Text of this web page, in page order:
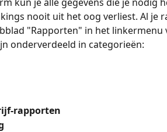
nooit uit het oog verliest. Al je
"Rapporten" in het linkermenu
onderverdeeld in categorieën:
rapporten